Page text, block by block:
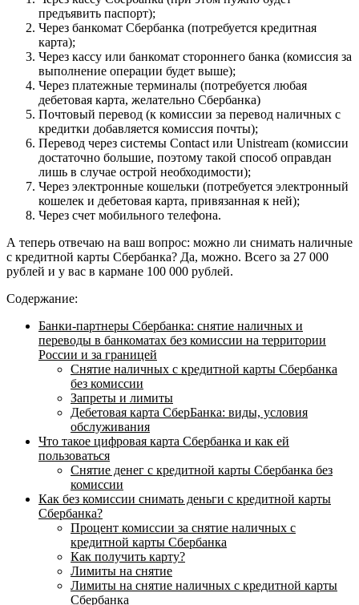
предъявить паспорт);
Через банкомат Сбербанка (потребуется кредитная
карта);
Через кассу или банкомат стороннего банка (комиссия за
выполнение операции будет выше);
Через платежные терминалы (потребуется любая
дебетовая карта, желательно Сбербанка)
Почтовый перевод (к комиссии за перевод наличных с
кредитки добавляется комиссия почты);
Перевод через системы Contact или Unistream (комиссии
достаточно большие, поэтому такой способ оправдан
лишь в случае острой необходимости);
Через электронные кошельки (потребуется электронный
кошелек и дебетовая карта, привязанная к ней);
Через счет мобильного телефона.
А теперь отвечаю на ваш вопрос: можно ли снимать наличные
с кредитной карты Сбербанка? Да, можно. Всего за 27 000
рублей и у вас в кармане 100 000 рублей.
Содержание:
Банки-партнеры Сбербанка: снятие наличных и
переводы в банкоматах без комиссии на территории
России и за границей
Снятие наличных с кредитной карты Сбербанка
без комиссии
Запреты и лимиты
Дебетовая карта СберБанка: виды, условия
обслуживания
Что такое цифровая карта Сбербанка и как ей
пользоваться
Снятие денег с кредитной карты Сбербанка без
комиссии
Как без комиссии снимать деньги с кредитной карты
Сбербанка?
Процент комиссии за снятие наличных с
кредитной карты Сбербанка
Как получить карту?
Лимиты на снятие
Лимиты на снятие наличных с кредитной карты
Сбербанка